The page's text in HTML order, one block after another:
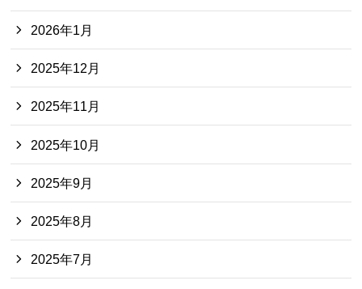
2026年1月
2025年12月
2025年11月
2025年10月
2025年9月
2025年8月
2025年7月